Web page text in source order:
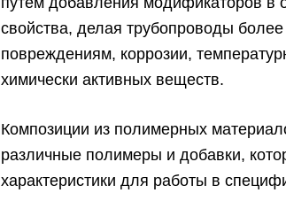
свойства, делая трубопроводы
повреждениям, коррозии,
химически активных веществ.
Композиции из полимерных
различные полимеры и добавки,
характеристики для работы в